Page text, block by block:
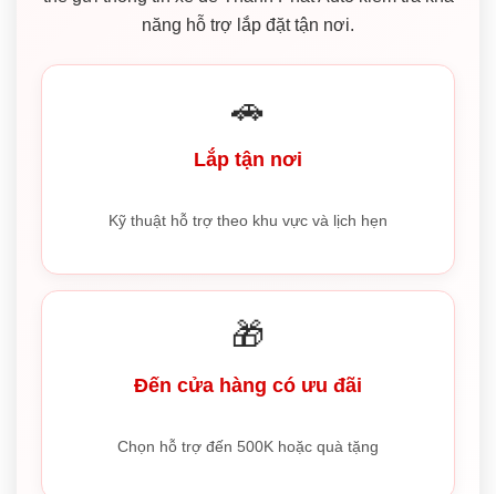
năng hỗ trợ lắp đặt tận nơi.
🚗
Lắp tận nơi
Kỹ thuật hỗ trợ theo khu vực và lịch hẹn
🎁
Đến cửa hàng có ưu đãi
Chọn hỗ trợ đến 500K hoặc quà tặng